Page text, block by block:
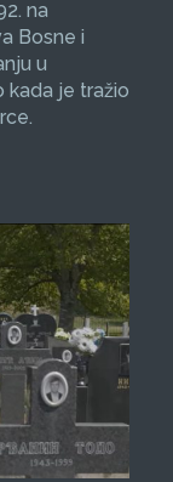
na
Bosne i
u
kada je tražio